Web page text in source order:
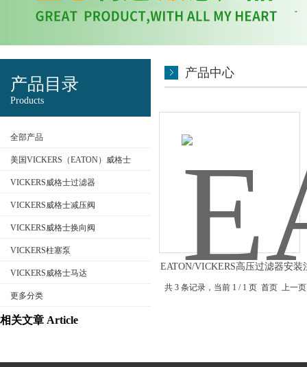
产品目录
Products
全部产品
美国VICKERS（EATON）威格士
VICKERS威格士过滤器
VICKERS威格士减压阀
VICKERS威格士换向阀
VICKERS柱塞泵
VICKERS威格士马达
更多分类
相关文章 Article
产品中心
EATON/VICKERS高压过滤器安装
共 3 条记录，当前 1 / 1 页 首页 上